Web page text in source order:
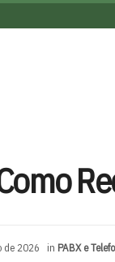
de 2026 in PABX e